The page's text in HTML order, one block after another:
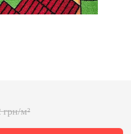
грн/м²